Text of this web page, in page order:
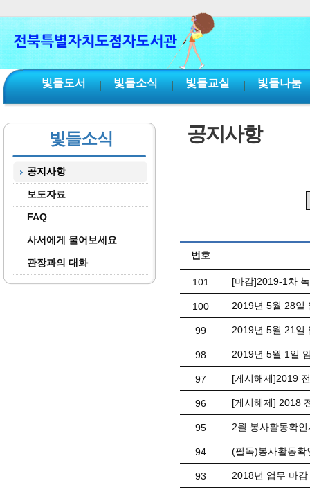
빛들도서 빛들소식 빛들교실 빛들나눔
빛들소식
공지사항
보도자료
FAQ
사서에게 물어보세요
관장과의 대화
공지사항
번호
101 [마감]2019-1차
100 2019년 5월 28일
99 2019년 5월 21일
98 2019년 5월 1일
97 [게시해제]2019
96 [게시해제] 2018
95 2월 봉사활동확
94 (필독)봉사활동확
93 2018년 업무 마감